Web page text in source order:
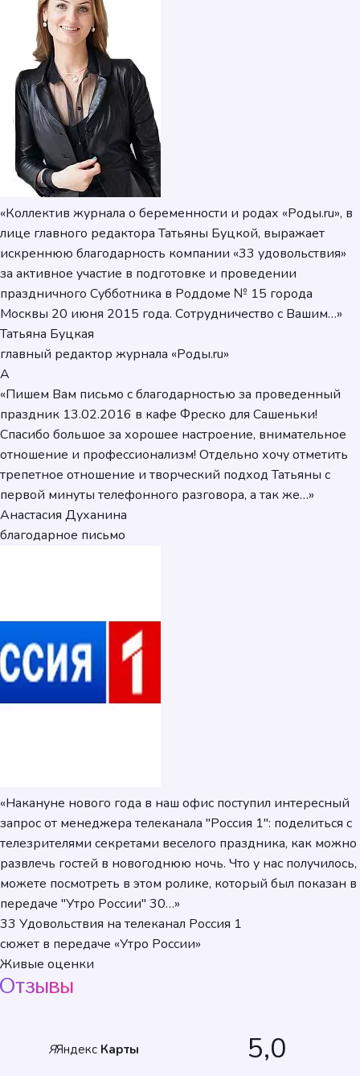
«Коллектив журнала о беременности и родах «Роды.ru», в
лице главного редактора Татьяны Буцкой, выражает
искреннюю благодарность компании «33 удовольствия»
за активное участие в подготовке и проведении
праздничного Субботника в Роддоме № 15 города
Москвы 20 июня 2015 года. Сотрудничество с Вашим…»
Татьяна Буцкая
главный редактор журнала «Роды.ru»
А
«Пишем Вам письмо с благодарностью за проведенный
праздник 13.02.2016 в кафе Фреско для Сашеньки!
Спасибо большое за хорошее настроение, внимательное
отношение и профессионализм! Отдельно хочу отметить
трепетное отношение и творческий подход Татьяны с
первой минуты телефонного разговора, а так же…»
Анастасия Духанина
благодарное письмо
«Накануне нового года в наш офис поступил интересный
запрос от менеджера телеканала "Россия 1": поделиться с
телезрителями секретами веселого праздника, как можно
развлечь гостей в новогоднюю ночь. Что у нас получилось,
можете посмотреть в этом ролике, который был показан в
передаче "Утро России" 30…»
33 Удовольствия на телеканал Россия 1
сюжет в передаче «Утро России»
Живые оценки
Отзывы
ЯЯндекс Карты 5,0